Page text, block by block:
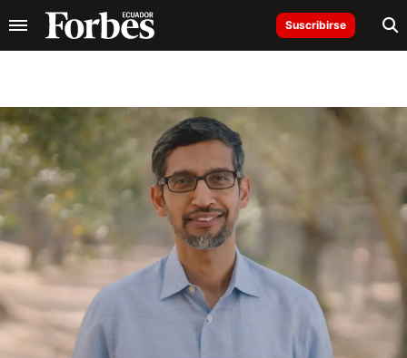
Suscribirse